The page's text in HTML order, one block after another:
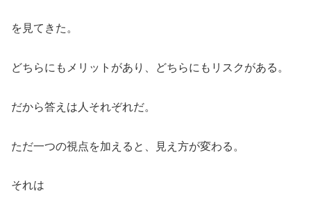
を見てきた。
どちらにもメリットがあり、どちらにもリスクがある。
だから答えは人それぞれだ。
ただ一つの視点を加えると、見え方が変わる。
それは